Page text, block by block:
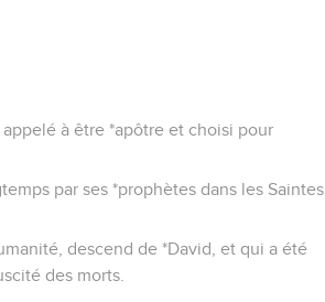
à être *apôtre et choisi pour
par ses *prophètes dans les Saintes
descend de *David, et qui a été
des morts.